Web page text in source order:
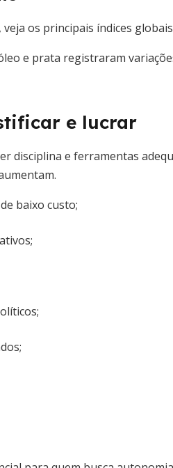
os principais índices
e prata registraram
e lucrar
disciplina e ferramentas
baixo custo;